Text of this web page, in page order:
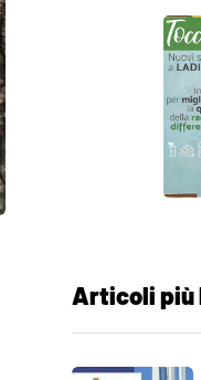
Articoli